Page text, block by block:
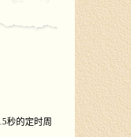
秒的定时周